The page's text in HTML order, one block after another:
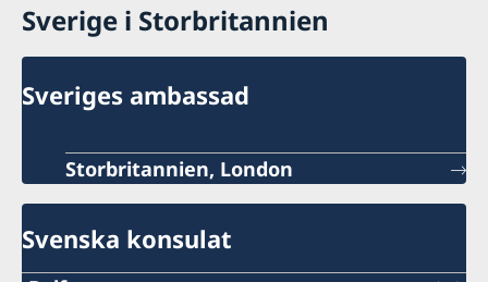
Sverige i Storbritannien
Sveriges ambassad
Storbritannien, London
Svenska konsulat